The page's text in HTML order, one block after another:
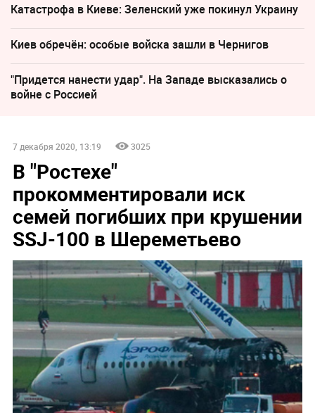
Катастрофа в Киеве: Зеленский уже покинул Украину
Киев обречён: особые войска зашли в Чернигов
"Придется нанести удар". На Западе высказались о
войне с Россией
7 декабря 2020, 13:19 3025
В "Ростехе"
прокомментировали иск
семей погибших при крушении
SSJ-100 в Шереметьево